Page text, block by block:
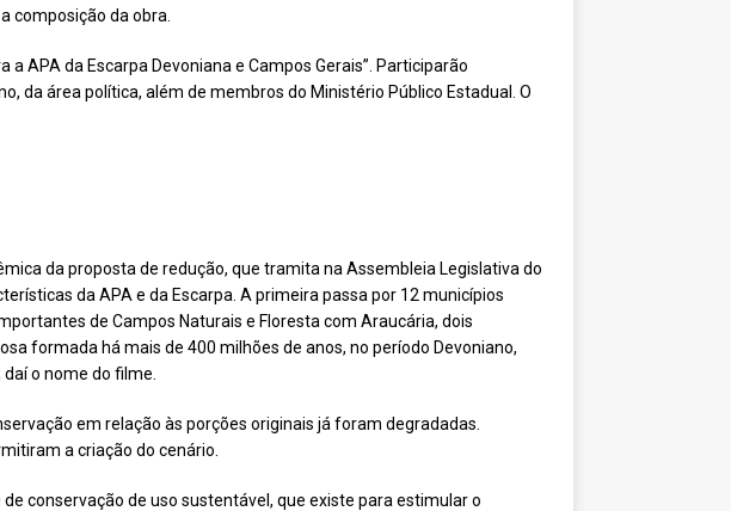
composição da obra.
APA da Escarpa Devoniana e Campos Gerais”. Participarão
da área política, além de membros do Ministério Público Estadual. O
da proposta de redução, que tramita na Assembleia Legislativa do
da APA e da Escarpa. A primeira passa por 12 municípios
de Campos Naturais e Floresta com Araucária, dois
formada há mais de 400 milhões de anos, no período Devoniano,
o nome do filme.
em relação às porções originais já foram degradadas.
a criação do cenário.
conservação de uso sustentável, que existe para estimular o